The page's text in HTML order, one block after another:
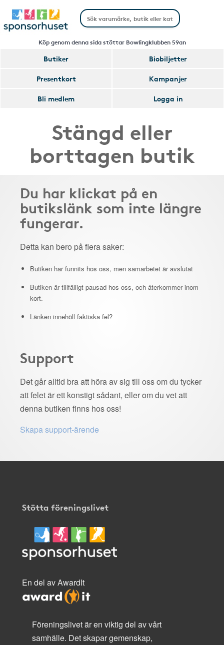
Köp genom denna sida stöttar Bowlingklubben 59an
Butiker
Biobiljetter
Presentkort
Kampanjer
Bli medlem
Logga in
Stängd eller
borttagen butik
Du har klickat på en
butikslänk som inte längre
fungerar.
Detta kan bero på flera saker:
Butiken har funnits hos oss, men samarbetet är avslutat
Butiken är tillfälligt pausad hos oss, och återkommer inom
kort.
Länken innehöll faktiska fel?
Support
Det går alltid bra att höra av sig till oss om du tycker
att felet är ett konstigt sådant, eller om du vet att
denna butiken finns hos oss!
Skapa support-ärende
Stötta föreningslivet
En del av AwardIt
Föreningslivet är en viktig del av vårt
samhälle. Det skapar gemenskap,